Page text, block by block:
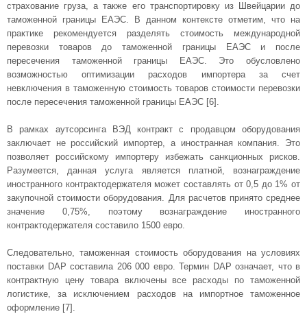
страхование груза, а также его транспортировку из Швейцарии до
таможенной границы ЕАЭС. В данном контексте отметим, что на
практике рекомендуется разделять стоимость международной
перевозки товаров до таможенной границы ЕАЭС и после
пересечения таможенной границы ЕАЭС. Это обусловлено
возможностью оптимизации расходов импортера за счет
невключения в таможенную стоимость товаров стоимости перевозки
после пересечения таможенной границы ЕАЭС [6].
В рамках аутсорсинга ВЭД контракт с продавцом оборудования
заключает не российский импортер, а иностранная компания. Это
позволяет российскому импортеру избежать санкционных рисков.
Разумеется, данная услуга является платной, вознаграждение
иностранного контрактодержателя может составлять от 0,5 до 1% от
закупочной стоимости оборудования. Для расчетов принято среднее
значение 0,75%, поэтому вознаграждение иностранного
контрактодержателя составило 1500 евро.
Следовательно, таможенная стоимость оборудования на условиях
поставки DAP составила 206 000 евро. Термин DAP означает, что в
контрактную цену товара включены все расходы по таможенной
логистике, за исключением расходов на импортное таможенное
оформление [7].